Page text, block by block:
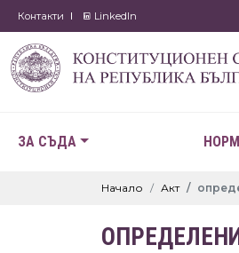
Контакти LinkedIn
ЗА СЪДА
Начало Акт